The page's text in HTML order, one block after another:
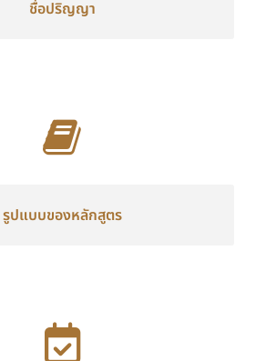
ชื่อปริญญา
รูปแบบของหลักสูตร